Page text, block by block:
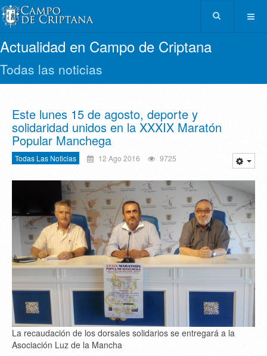
Actualidad en Campo de Criptana
Todas las noticias
Este lunes 15 de agosto, deporte y
solidaridad unidos en la XXXIX Maratón
Popular Manchega
Todas Las Noticias 12 Ago 2016 9725
La recaudación de los dorsales solidarios se entregará a la
Asociación Luz de la Mancha